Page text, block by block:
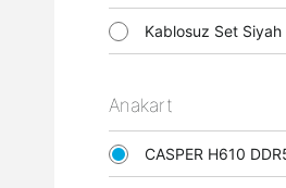
Kablosuz Set Siyah
Anakart
CASPER H610